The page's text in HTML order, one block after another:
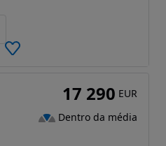
17 290 EUR
Dentro da média